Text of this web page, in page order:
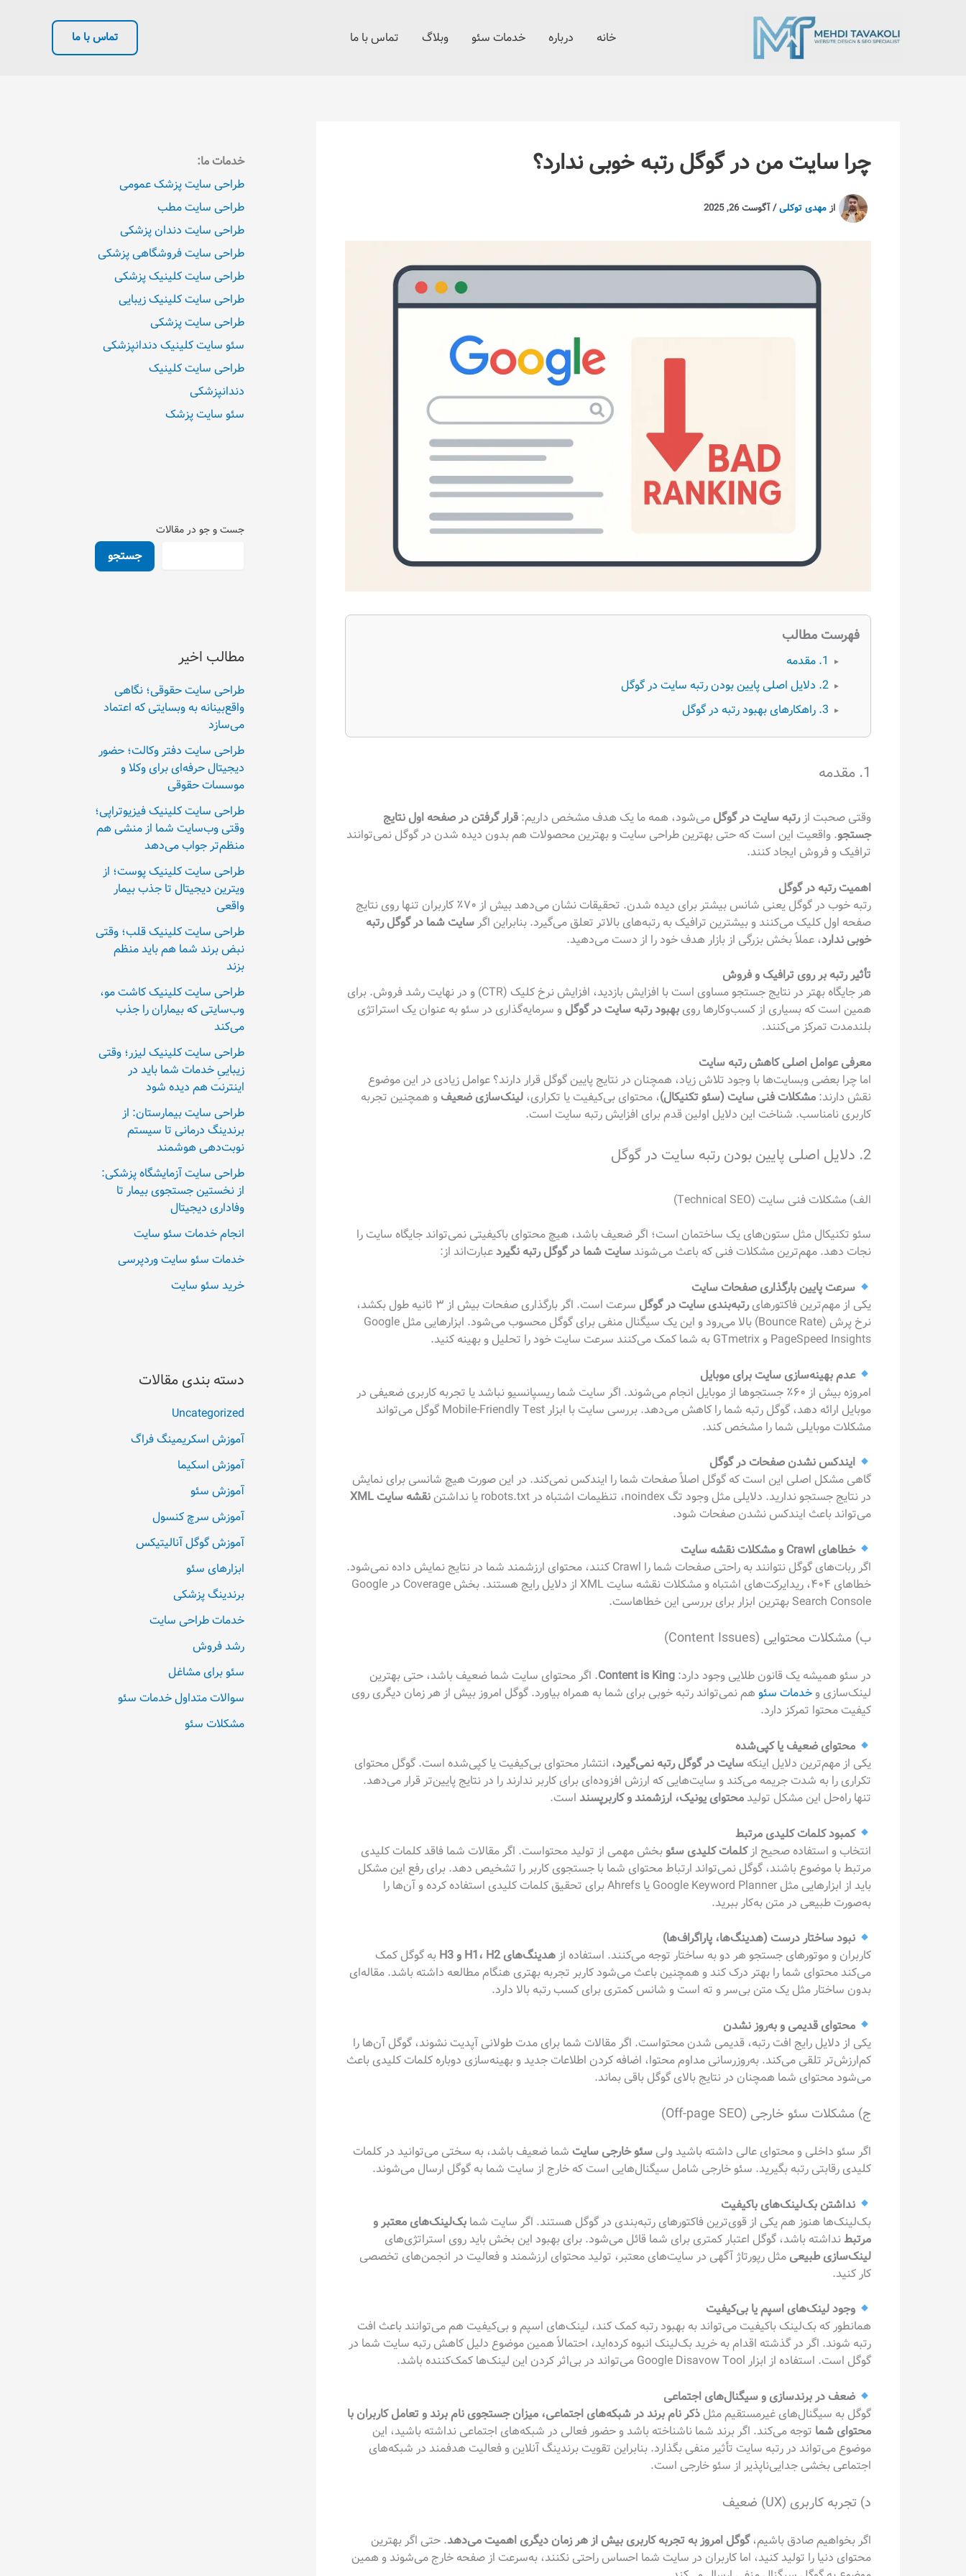
خانه درباره خدمات سئو وبلاگ تماس با ما تماس با ما
چرا سایت من در گوگل رتبه خوبی ندارد؟
ازمهدی توکلی/آگوست 26, 2025
فهرست مطالب
▸ 1. مقدمه
▸ 2. دلایل اصلی پایین بودن رتبه سایت در گوگل
▸ 3. راهکارهای بهبود رتبه در گوگل
1. مقدمه
وقتی صحبت ازرتبه سایت در گوگل می‌شود، همه ما یک هدف مشخص داریم: قرار گرفتن در صفحه اول نتایج
جستجو. واقعیت این است که حتی بهترین طراحی سایت و بهترین محصولات هم بدون دیده شدن در گوگل نمی‌توانند
ترافیک و فروش ایجاد کنند.
اهمیت رتبه در گوگل
رتبه خوب در گوگل یعنی شانس بیشتر برای دیده شدن. تحقیقات نشان می‌دهد بیش از ۷۰٪ کاربران تنها روی نتایج
صفحه اول کلیک می‌کنند و بیشترین ترافیک به رتبه‌های بالاتر تعلق می‌گیرد. بنابراین اگر سایت شما در گوگل رتبه
خوبی ندارد، عملاً بخش بزرگی از بازار هدف خود را از دست می‌دهید.
تأثیر رتبه بر روی ترافیک و فروش
هر جایگاه بهتر در نتایج جستجو مساوی است با افزایش بازدید، افزایش نرخ کلیک (CTR) و در نهایت رشد فروش. برای
همین است که بسیاری از کسب‌وکارها روی بهبود رتبه سایت در گوگل و سرمایه‌گذاری در سئو به عنوان یک استراتژی
بلندمدت تمرکز می‌کنند.
معرفی عوامل اصلی کاهش رتبه سایت
اما چرا بعضی وبسایت‌ها با وجود تلاش زیاد، همچنان در نتایج پایین گوگل قرار دارند؟ عوامل زیادی در این موضوع
نقش دارند: مشکلات فنی سایت (سئو تکنیکال)، محتوای بی‌کیفیت یا تکراری، لینک‌سازی ضعیف و همچنین تجربه
کاربری نامناسب. شناخت این دلایل اولین قدم برای افزایش رتبه سایت است.
2. دلایل اصلی پایین بودن رتبه سایت در گوگل
الف) مشکلات فنی سایت (Technical SEO)
سئو تکنیکال مثل ستون‌های یک ساختمان است؛ اگر ضعیف باشد، هیچ محتوای باکیفیتی نمی‌تواند جایگاه سایت را
نجات دهد. مهم‌ترین مشکلات فنی که باعث می‌شوند سایت شما در گوگل رتبه نگیردعبارت‌اند از:
سرعت پایین بارگذاری صفحات سایت
یکی از مهم‌ترین فاکتورهایرتبه‌بندی سایت در گوگل
سرعت است. اگر بارگذاری صفحات بیش از ۳ ثانیه طول بکشد،
نرخ پرش (Bounce Rate) بالا می‌رود و این یک سیگنال منفی برای گوگل محسوب می‌شود. ابزارهایی مثل Google
PageSpeed Insights و GTmetrix به شما کمک می‌کنند سرعت سایت خود را تحلیل و بهینه کنید.
عدم بهینه‌سازی سایت برای موبایل
امروزه بیش از ۶۰٪ جستجوها از موبایل انجام می‌شوند. اگر سایت شما ریسپانسیو نباشد یا تجربه کاربری ضعیفی در
موبایل ارائه دهد، گوگل رتبه شما را کاهش می‌دهد. بررسی سایت با ابزار Mobile-Friendly Test گوگل می‌تواند
مشکلات موبایلی شما را مشخص کند.
ایندکس نشدن صفحات در گوگل
گاهی مشکل اصلی این است که گوگل اصلاً صفحات شما را ایندکس نمی‌کند. در این صورت هیچ شانسی برای نمایش
در نتایج جستجو ندارید. دلایلی مثل وجود تگ noindex، تنظیمات اشتباه در robots.txt یا نداشتن
نقشه سایت XML
می‌تواند باعث ایندکس نشدن صفحات شود.
خطاهای Crawl و مشکلات نقشه سایت
اگر ربات‌های گوگل نتوانند به راحتی صفحات شما را Crawl کنند، محتوای ارزشمند شما در نتایج نمایش داده نمی‌شود.
خطاهای ۴۰۴، ریدایرکت‌های اشتباه و مشکلات نقشه سایت XML از دلایل رایج هستند. بخش Coverage در Google
Search Console بهترین ابزار برای بررسی این خطاهاست.
ب) مشکلات محتوایی (Content Issues)
در سئو همیشه یک قانون طلایی وجود دارد: Content is King. اگر محتوای سایت شما ضعیف باشد، حتی بهترین
لینک‌سازی وخدمات سئو هم نمی‌تواند رتبه خوبی برای شما به همراه بیاورد. گوگل امروز بیش از هر زمان دیگری روی
کیفیت محتوا تمرکز دارد.
محتوای ضعیف یا کپی‌شده
یکی از مهم‌ترین دلایل اینکه سایت در گوگل رتبه نمی‌گیرد، انتشار محتوای بی‌کیفیت یا کپی‌شده است. گوگل محتوای
تکراری را به شدت جریمه می‌کند و سایت‌هایی که ارزش افزوده‌ای برای کاربر ندارند را در نتایج پایین‌تر قرار می‌دهد.
تنها راه‌حل این مشکل تولید محتوای یونیک، ارزشمند و کاربرپسند است.
کمبود کلمات کلیدی مرتبط
انتخاب و استفاده صحیح ازکلمات کلیدی سئو بخش مهمی از تولید محتواست. اگر مقالات شما فاقد کلمات کلیدی
مرتبط با موضوع باشند، گوگل نمی‌تواند ارتباط محتوای شما با جستجوی کاربر را تشخیص دهد. برای رفع این مشکل
باید از ابزارهایی مثل Google Keyword Planner یا Ahrefs برای تحقیق کلمات کلیدی استفاده کرده و آن‌ها را
به‌صورت طبیعی در متن به‌کار ببرید.
نبود ساختار درست (هدینگ‌ها، پاراگراف‌ها)
کاربران و موتورهای جستجو هر دو به ساختار توجه می‌کنند. استفاده ازهدینگ‌های H1، H2 و H3
به گوگل کمک
می‌کند محتوای شما را بهتر درک کند و همچنین باعث می‌شود کاربر تجربه بهتری هنگام مطالعه داشته باشد. مقاله‌ای
بدون ساختار مثل یک متن بی‌سر و ته است و شانس کمتری برای کسب رتبه بالا دارد.
محتوای قدیمی و به‌روز نشدن
یکی از دلایل رایج افت رتبه، قدیمی شدن محتواست. اگر مقالات شما برای مدت طولانی آپدیت نشوند، گوگل آن‌ها را
کم‌ارزش‌تر تلقی می‌کند. به‌روزرسانی مداوم محتوا، اضافه کردن اطلاعات جدید و بهینه‌سازی دوباره کلمات کلیدی باعث
می‌شود محتوای شما همچنان در نتایج بالای گوگل باقی بماند.
ج) مشکلات سئو خارجی (Off-page SEO)
اگر سئو داخلی و محتوای عالی داشته باشید ولی سئو خارجی سایت شما ضعیف باشد، به سختی می‌توانید در کلمات
کلیدی رقابتی رتبه بگیرید. سئو خارجی شامل سیگنال‌هایی است که خارج از سایت شما به گوگل ارسال می‌شوند.
نداشتن بک‌لینک‌های باکیفیت
بک‌لینک‌ها هنوز هم یکی از قوی‌ترین فاکتورهای رتبه‌بندی در گوگل هستند. اگر سایت شما بک‌لینک‌های معتبر و
مرتبطنداشته باشد، گوگل اعتبار کمتری برای شما قائل می‌شود. برای بهبود این بخش باید روی استراتژی‌های
لینک‌سازی طبیعی مثل رپورتاژ آگهی در سایت‌های معتبر، تولید محتوای ارزشمند و فعالیت در انجمن‌های تخصصی
کار کنید.
وجود لینک‌های اسپم یا بی‌کیفیت
همانطور که بک‌لینک باکیفیت می‌تواند به بهبود رتبه کمک کند، لینک‌های اسپم و بی‌کیفیت هم می‌توانند باعث افت
رتبه شوند. اگر در گذشته اقدام به خرید بک‌لینک انبوه کرده‌اید، احتمالاً همین موضوع دلیل کاهش رتبه سایت شما در
گوگل است. استفاده از ابزار Google Disavow Tool می‌تواند در بی‌اثر کردن این لینک‌ها کمک‌کننده باشد.
ضعف در برندسازی و سیگنال‌های اجتماعی
گوگل به سیگنال‌های غیرمستقیم مثل ذکر نام برند در شبکه‌های اجتماعی، میزان جستجوی نام برند و تعامل کاربران با
محتوای شما توجه می‌کند. اگر برند شما ناشناخته باشد و حضور فعالی در شبکه‌های اجتماعی نداشته باشید، این
موضوع می‌تواند در رتبه سایت تأثیر منفی بگذارد. بنابراین تقویت برندینگ آنلاین و فعالیت هدفمند در شبکه‌های
اجتماعی بخشی جدایی‌ناپذیر از سئو خارجی است.
د) تجربه کاربری (UX) ضعیف
اگر بخواهیم صادق باشیم،گوگل امروز به تجربه کاربری بیش از هر زمان دیگری اهمیت می‌دهد. حتی اگر بهترین
محتوای دنیا را تولید کنید، اما کاربران در سایت شما احساس راحتی نکنند، به‌سرعت از صفحه خارج می‌شوند و همین
خدمات ما:
طراحی سایت پزشک عمومی
طراحی سایت مطب
طراحی سایت دندان پزشکی
طراحی سایت فروشگاهی پزشکی
طراحی سایت کلینیک پزشکی
طراحی سایت کلینیک زیبایی
طراحی سایت پزشکی
سئو سایت کلینیک دندانپزشکی
طراحی سایت کلینیک
دندانپزشکی
سئو سایت پزشک
جست و جو در مقالات
جستجو
مطالب اخیر
طراحی سایت حقوقی؛ نگاهی
واقع‌بینانه به وبسایتی که اعتماد
می‌سازد
طراحی سایت دفتر وکالت؛ حضور
دیجیتال حرفه‌ای برای وکلا و
موسسات حقوقی
طراحی سایت کلینیک فیزیوتراپی؛
وقتی وب‌سایت شما از منشی هم
منظم‌تر جواب می‌دهد
طراحی سایت کلینیک پوست؛ از
ویترین دیجیتال تا جذب بیمار
واقعی
طراحی سایت کلینیک قلب؛ وقتی
نبض برند شما هم باید منظم
بزند
طراحی سایت کلینیک کاشت مو،
وب‌سایتی که بیماران را جذب
می‌کند
طراحی سایت کلینیک لیزر؛ وقتی
زیباییِ خدمات شما باید در
اینترنت هم دیده شود
طراحی سایت بیمارستان: از
برندینگ درمانی تا سیستم
نوبت‌دهی هوشمند
طراحی سایت آزمایشگاه پزشکی:
از نخستین جستجوی بیمار تا
وفاداری دیجیتال
انجام خدمات سئو سایت
خدمات سئو سایت وردپرسی
خرید سئو سایت
دسته بندی مقالات
Uncategorized
آموزش اسکریمینگ فراگ
آموزش اسکیما
آموزش سئو
آموزش سرچ کنسول
آموزش گوگل آنالیتیکس
ابزارهای سئو
برندینگ پزشکی
خدمات طراحی سایت
رشد فروش
سئو برای مشاغل
سوالات متداول خدمات سئو
مشکلات سئو